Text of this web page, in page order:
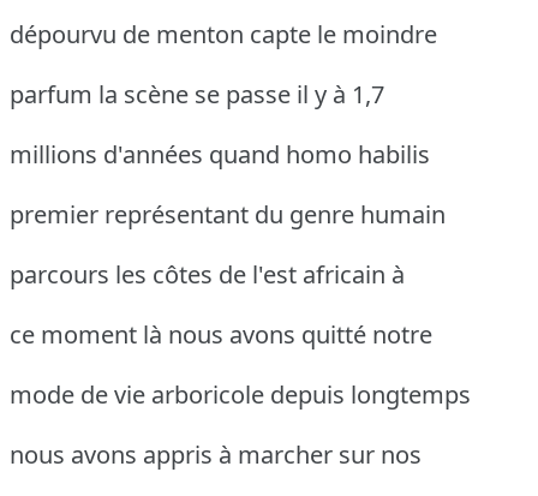
dépourvu de menton capte le moindre
parfum la scène se passe il y à 1,7
millions d'années quand homo habilis
premier représentant du genre humain
parcours les côtes de l'est africain à
ce moment là nous avons quitté notre
mode de vie arboricole depuis longtemps
nous avons appris à marcher sur nos